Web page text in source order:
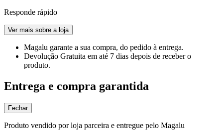
Responde rápido
Ver mais sobre a loja
Magalu garante a sua compra, do pedido à entrega.
Devolução Gratuita em até 7 dias depois de receber o
produto.
Entrega e compra garantida
Fechar
Produto vendido por loja parceira e entregue pelo Magalu